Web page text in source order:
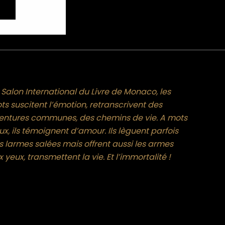
International du Livre de Monaco, les
suscitent l’émotion, retranscrivent des
communes, des chemins de vie. A mots
ils témoignent d’amour. Ils lèguent parfois
larmes salées mais offrent aussi les armes
yeux, transmettent la vie. Et l’immortalité !